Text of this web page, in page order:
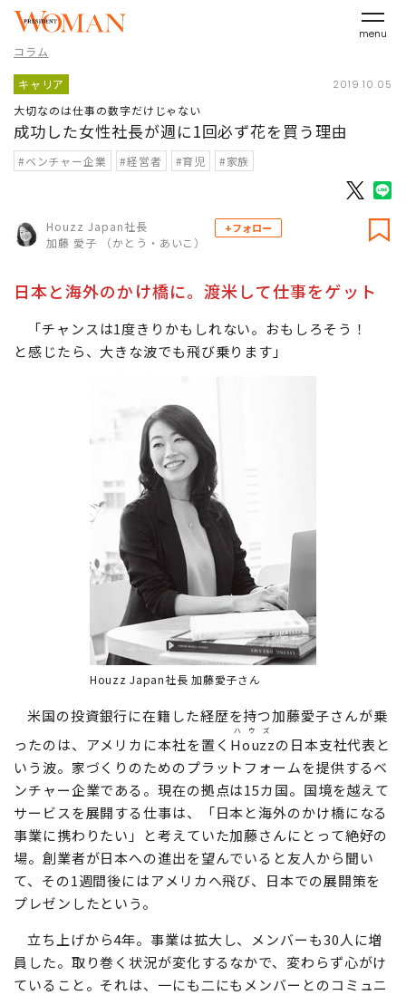
menu
コラム
キャリア 2019.10.05
大切なのは仕事の数字だけじゃない
成功した女性社長が週に1回必ず花を買う理由
#ベンチャー企業 #経営者 #育児 #家族
Houzz Japan社長
加藤 愛子 （かとう・あいこ）
+フォロー
日本と海外のかけ橋に。渡米して仕事をゲット
「チャンスは1度きりかもしれない。おもしろそう！
と感じたら、大きな波でも飛び乗ります」
Houzz Japan社長 加藤愛子さん
米国の投資銀行に在籍した経歴を持つ加藤愛子さんが乗
ったのは、アメリカに本社を置く Houzz
ハウズ
の日本支社代表と
いう波。家づくりのためのプラットフォームを提供するベ
ンチャー企業である。現在の拠点は15カ国。国境を越えて
サービスを展開する仕事は、「日本と海外のかけ橋になる
事業に携わりたい」と考えていた加藤さんにとって絶好の
場。創業者が日本への進出を望んでいると友人から聞い
て、その1週間後にはアメリカへ飛び、日本での展開策を
プレゼンしたという。
立ち上げから4年。事業は拡大し、メンバーも30人に増
員した。取り巻く状況が変化するなかで、変わらず心がけ
ていること。それは、一にも二にもメンバーとのコミュニ